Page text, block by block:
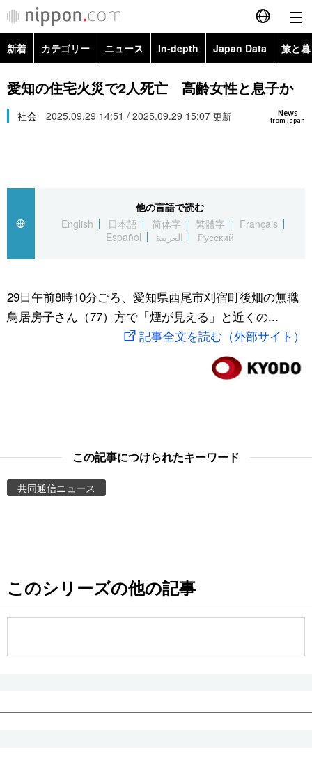
English
简体字
繁體字
العربية
社会
スポーツ・東京2020
旅と暮らし
Images
新着 カテゴリー ニュース In-depth Japan Data 旅と
政治・外交
経済・ビジネス
社会
文化
科学・技術
暮らし
Topics
Images
お知らせ
愛知の住宅火災で2人死亡 高齢女性と息子か
News
from Japan
社会 2025.09.29 14:51 / 2025.09.29 15:07 更新
他の言語で読む
English
日本語 简体字 繁體字
Français
Español
العربية Русский
29日午前8時10分ごろ、愛知県西尾市刈宿町後畑の無職
鳥居房子さん（77）方で「煙が見える」と近くの...
記事全文を読む（外部サイト）
この記事につけられたキーワード
共同通信ニュース
このシリーズの他の記事